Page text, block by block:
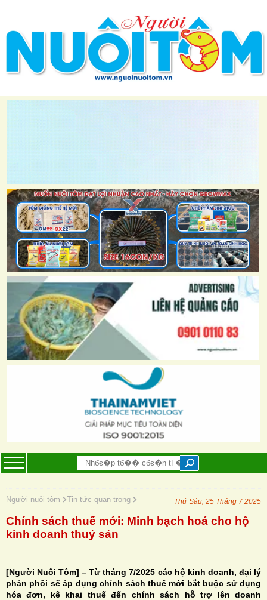
Người nuôi tôm Tin tức quan trọng Thứ Sáu, 25 Tháng 7 2025
Chính sách thuế mới: Minh bạch hoá cho hộ
kinh doanh thuỷ sản
[Người Nuôi Tôm] – Từ tháng 7/2025 các hộ kinh doanh, đại lý
phân phối sẽ áp dụng chính sách thuế mới bắt buộc sử dụng
hóa đơn, kê khai thuế đến chính sách hỗ trợ lên doanh